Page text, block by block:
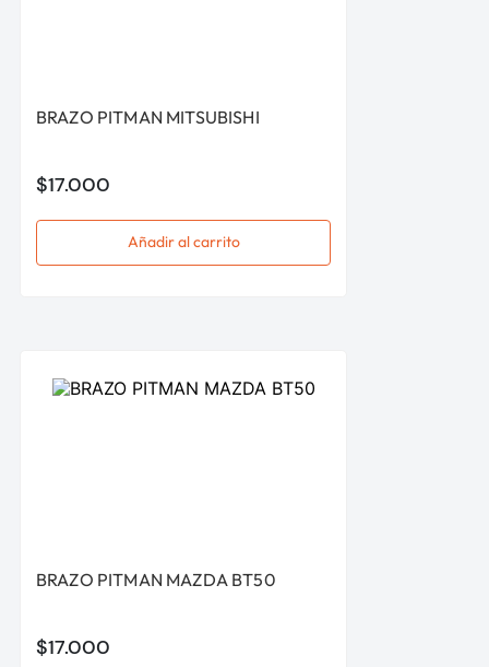
BRAZO PITMAN MITSUBISHI
$17.000
Añadir al carrito
BRAZO PITMAN MAZDA BT50
$17.000